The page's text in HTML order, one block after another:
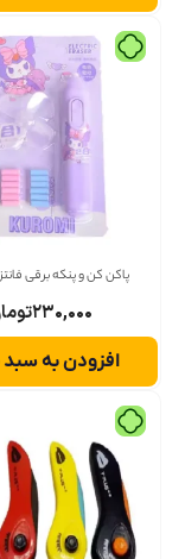
پاکن کن و پنکه برقی فانتزی
۲۳۰,۰۰۰تومان
افزودن به سبد